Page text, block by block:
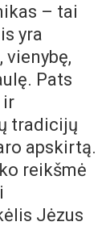
– tai
yra
vienybę,
Pats
ir
tradicijų
apskirtą.
reikšmė
Jėzus